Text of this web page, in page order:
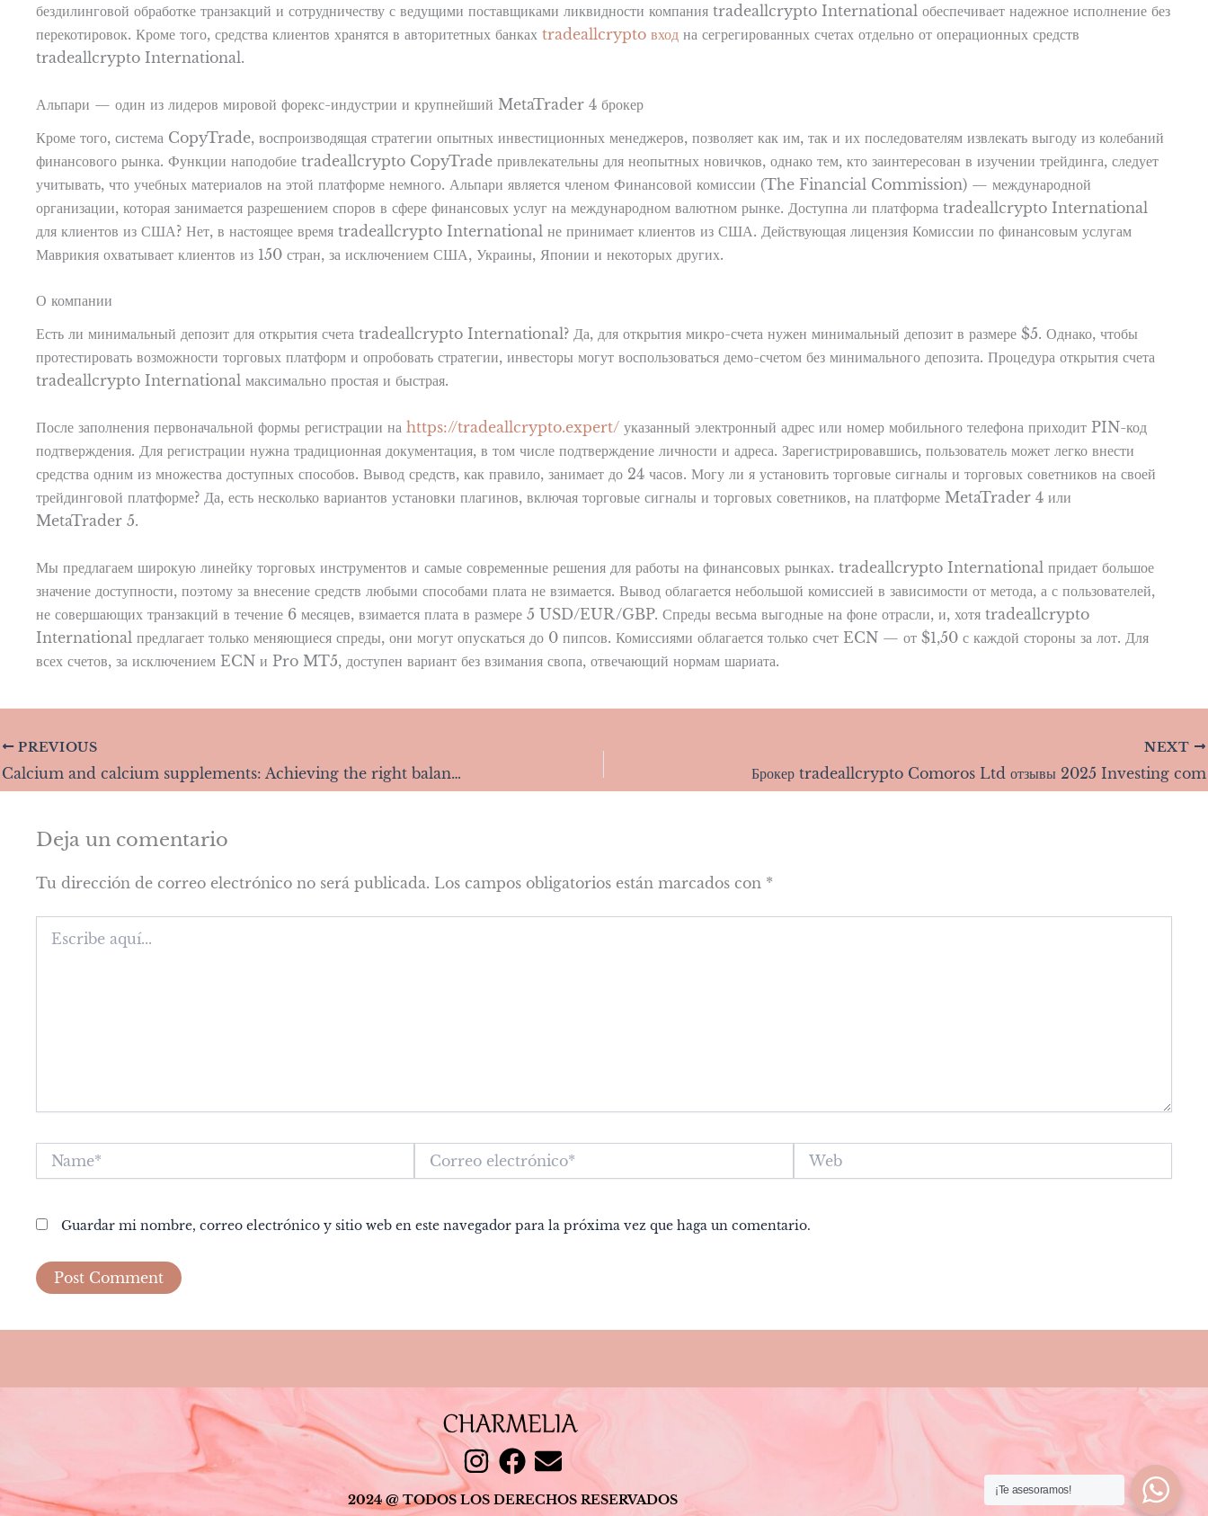
бездилинговой обработке транзакций и сотрудничеству с ведущими поставщиками ликвидности компания tradeallcrypto International обеспечивает надежное исполнение без
перекотировок. Кроме того, средства клиентов хранятся в авторитетных банках tradeallcrypto вход на сегрегированных счетах отдельно от операционных средств
tradeallcrypto International.
Альпари — один из лидеров мировой форекс-индустрии и крупнейший MetaTrader 4 брокер
Кроме того, система CopyTrade, воспроизводящая стратегии опытных инвестиционных менеджеров, позволяет как им, так и их последователям извлекать выгоду из колебаний
финансового рынка. Функции наподобие tradeallcrypto CopyTrade привлекательны для неопытных новичков, однако тем, кто заинтересован в изучении трейдинга, следует
учитывать, что учебных материалов на этой платформе немного. Альпари является членом Финансовой комиссии (The Financial Commission) — международной
организации, которая занимается разрешением споров в сфере финансовых услуг на международном валютном рынке. Доступна ли платформа tradeallcrypto International
для клиентов из США? Нет, в настоящее время tradeallcrypto International не принимает клиентов из США. Действующая лицензия Комиссии по финансовым услугам
Маврикия охватывает клиентов из 150 стран, за исключением США, Украины, Японии и некоторых других.
О компании
Есть ли минимальный депозит для открытия счета tradeallcrypto International? Да, для открытия микро-счета нужен минимальный депозит в размере $5. Однако, чтобы
протестировать возможности торговых платформ и опробовать стратегии, инвесторы могут воспользоваться демо-счетом без минимального депозита. Процедура открытия счета
tradeallcrypto International максимально простая и быстрая.
После заполнения первоначальной формы регистрации на https://tradeallcrypto.expert/ указанный электронный адрес или номер мобильного телефона приходит PIN-код
подтверждения. Для регистрации нужна традиционная документация, в том числе подтверждение личности и адреса. Зарегистрировавшись, пользователь может легко внести
средства одним из множества доступных способов. Вывод средств, как правило, занимает до 24 часов. Могу ли я установить торговые сигналы и торговых советников на своей
трейдинговой платформе? Да, есть несколько вариантов установки плагинов, включая торговые сигналы и торговых советников, на платформе MetaTrader 4 или
MetaTrader 5.
Мы предлагаем широкую линейку торговых инструментов и самые современные решения для работы на финансовых рынках. tradeallcrypto International придает большое
значение доступности, поэтому за внесение средств любыми способами плата не взимается. Вывод облагается небольшой комиссией в зависимости от метода, а с пользователей,
не совершающих транзакций в течение 6 месяцев, взимается плата в размере 5 USD/EUR/GBP. Спреды весьма выгодные на фоне отрасли, и, хотя tradeallcrypto
International предлагает только меняющиеся спреды, они могут опускаться до 0 пипсов. Комиссиями облагается только счет ECN — от $1,50 с каждой стороны за лот. Для
всех счетов, за исключением ECN и Pro MT5, доступен вариант без взимания свопа, отвечающий нормам шариата.
PREVIOUS
Calcium and calcium supplements: Achieving the right balance
NEXT
Брокер tradeallcrypto Comoros Ltd отзывы 2025 Investing com
Deja un comentario
Tu dirección de correo electrónico no será publicada. Los campos obligatorios están marcados con *
aquí...
Name*
Correo
electrónico*
Web
Guardar mi nombre, correo electrónico y sitio web en este navegador para la próxima vez que haga un comentario.
I
n
F
a
E
n
2024 @ TODOS LOS DERECHOS RESERVADOS
¡Te asesoramos!